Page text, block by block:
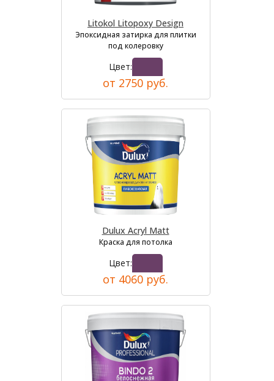
Litokol Litopoxy Design
Эпоксидная затирка для плитки
под колеровку
Цвет:
от 2750 руб.
Dulux Acryl Matt
Краска для потолка
Цвет:
от 4060 руб.